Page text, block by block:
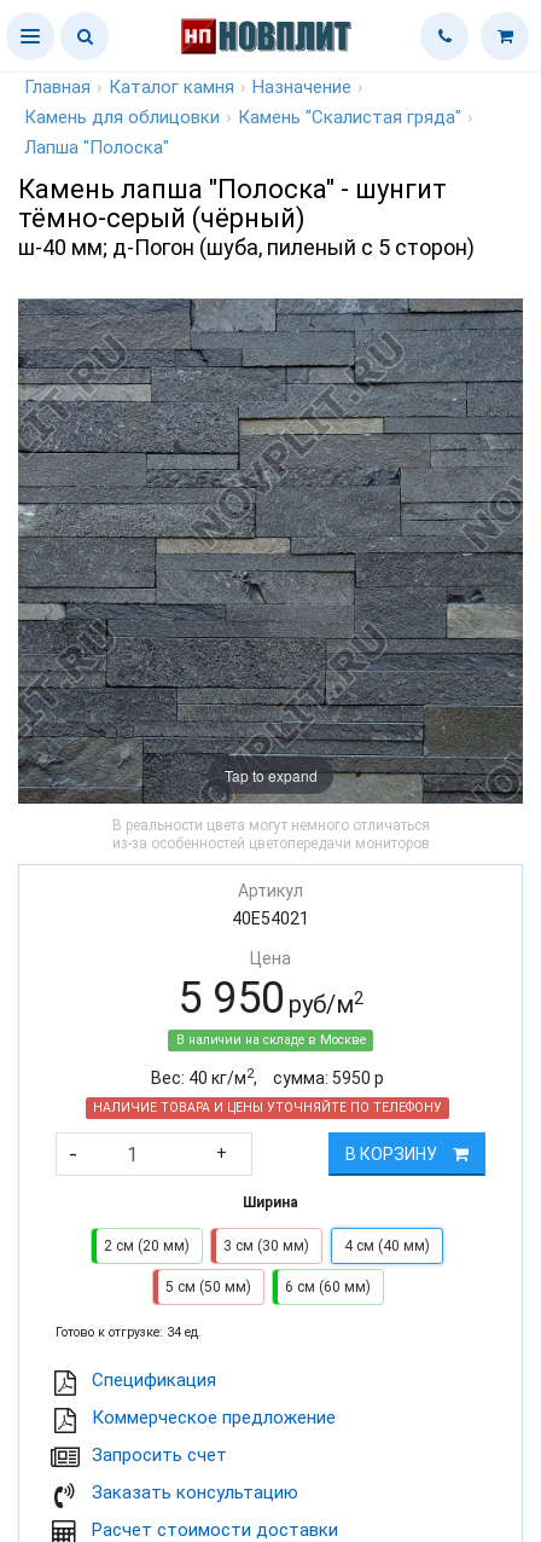
Главная › Каталог камня › Назначение ›
Камень для облицовки › Камень "Скалистая гряда" ›
Лапша "Полоска"
Камень лапша "Полоска" - шунгит
тёмно-серый (чёрный)
ш-40 мм; д-Погон (шуба, пиленый с 5 сторон)
Tap to expand
В реальности цвета могут немного отличаться
из-за особенностей цветопередачи мониторов
Артикул
40E54021
Цена
5 950 руб/м2
В наличии на складе в Москве
Вес: 40 кг/м2, cумма: 5950 р
НАЛИЧИЕ ТОВАРА И ЦЕНЫ УТОЧНЯЙТЕ ПО ТЕЛЕФОНУ
- + В КОРЗИНУ
Ширина
2 см (20 мм) 3 см (30 мм) 4 см (40 мм)
5 см (50 мм) 6 см (60 мм)
Готово к отгрузке: 34 ед.
Cпецификация
Коммерческое предложение
Запросить счет
Заказать консультацию
Расчет стоимости доставки